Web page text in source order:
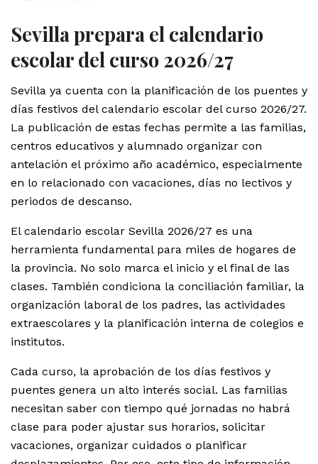
Sevilla prepara el calendario
escolar del curso 2026/27
Sevilla ya cuenta con la planificación de los puentes y
días festivos del calendario escolar del curso 2026/27.
La publicación de estas fechas permite a las familias,
centros educativos y alumnado organizar con
antelación el próximo año académico, especialmente
en lo relacionado con vacaciones, días no lectivos y
periodos de descanso.
El calendario escolar Sevilla 2026/27 es una
herramienta fundamental para miles de hogares de
la provincia. No solo marca el inicio y el final de las
clases. También condiciona la conciliación familiar, la
organización laboral de los padres, las actividades
extraescolares y la planificación interna de colegios e
institutos.
Cada curso, la aprobación de los días festivos y
puentes genera un alto interés social. Las familias
necesitan saber con tiempo qué jornadas no habrá
clase para poder ajustar sus horarios, solicitar
vacaciones, organizar cuidados o planificar